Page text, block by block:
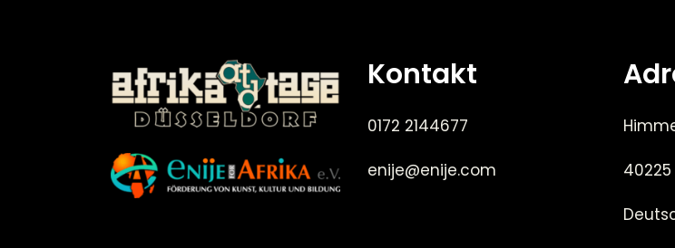
Kontakt
0172 2144677
enije@enije.com